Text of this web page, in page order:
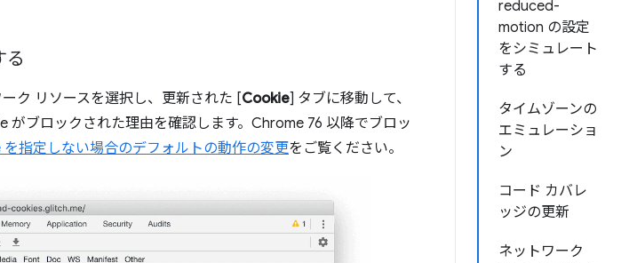
reduced-
motion の設定
をシミュレート
する
タイムゾーンの
エミュレーショ
ン
コード カバレ
ッジの更新
ネットワーク
る
ク リソースを選択し、更新された [Cookie] タブに移動して、
ブロックされた理由を確認します。Chrome 76 以降でブロッ
を指定しない場合のデフォルトの動作の変更をご覧ください。